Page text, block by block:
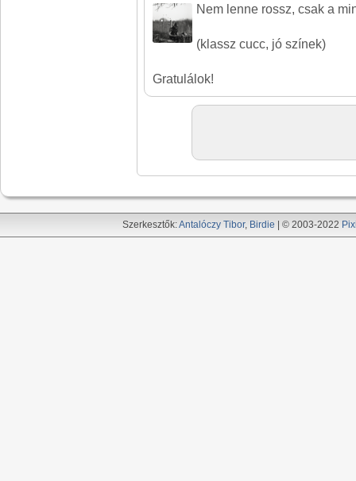
Nem lenne rossz, csak a
(klassz cucc, jó színek)
Gratulálok!
Szerkesztők:Antalóczy Tibor, Birdie | © 2003-2022